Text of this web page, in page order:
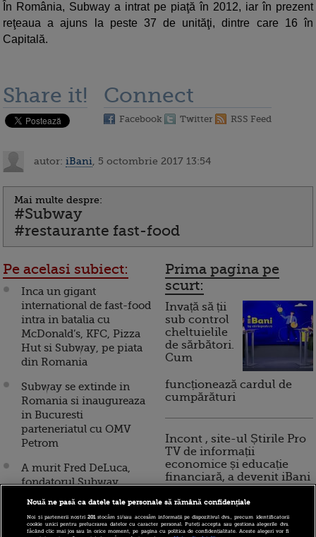
În România, Subway a intrat pe piaţă în 2012, iar în prezent
reţeaua a ajuns la peste 37 de unităţi, dintre care 16 în
Capitală.
Share it! Connect
Facebook Twitter RSS Feed
autor: iBani , 5 octombrie 2017 13:54
Mai multe despre:
#Subway
#restaurante fast-food
Pe acelasi subiect:
Inca un gigant
international de fast-food
intra in batalia cu
McDonald’s, KFC, Pizza
Hut si Subway, pe piata
din Romania
Subway se extinde in
Romania si inaugureaza
in Bucuresti
parteneriatul cu OMV
Petrom
A murit Fred DeLuca,
fondatorul Subway.
Povestea omului care a
de fast-food din lume, iar
Prima pagina pe
scurt:
Invață să ții
sub control
cheltuielile
de sărbători.
Cum
funcționează cardul de
cumpărături
Incont , site-ul Știrile Pro
TV de informații
economice și educație
financiară, a devenit iBani
10 reguli pentru decizii
financiare inteligente
Nouă ne pasă ca datele tale personale să rămână confidențiale
Noi și partenerii noștri201stocăm și/sau accesăm informații pe dispozitivul dvs., precum identificatorii
cookie unici pentru prelucrarea datelor cu caracter personal. Puteți accepta sau gestiona alegerile dvs.
făcând clic mai jos sau în orice moment, pe pagina cu politica de confidențialitate. Aceste alegeri vor fi